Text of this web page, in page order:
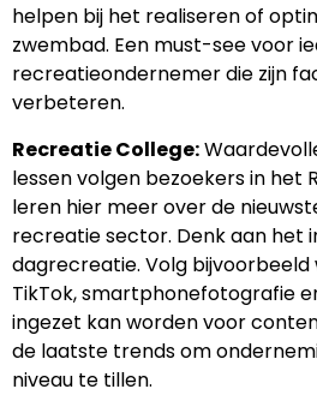
helpen bij het realiseren of
zwembad. Een must-see voor
recreatieondernemer die zijn
verbeteren.
Recreatie College:
lessen volgen bezoekers in het
leren hier meer over de
recreatie sector. Denk aan het
dagrecreatie. Volg
TikTok, smartphonefotografie
ingezet kan worden voor
de laatste trends om
niveau te tillen.